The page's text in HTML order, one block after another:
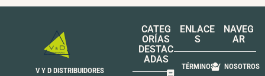
V Y D DISTRIBUIDORES
CATEG
ORÍAS
DESTAC
ADAS
ENLACE
S
TÉRMINOS Y
NAVEG
AR
NOSOTROS